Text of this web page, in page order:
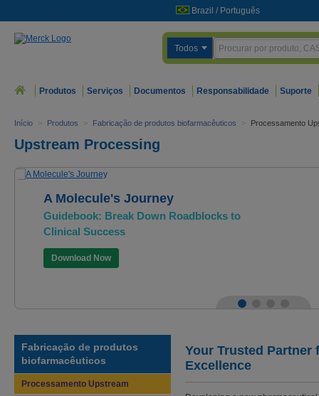
Brazil / Português
Todos
Produtos Serviços Documentos Responsabilidade Suporte
Início > Produtos > Fabricação de produtos biofarmacêuticos > Processamento
Upstream Processing
A Molecule's Journey
Guidebook: Break Down Roadblocks to
Clinical Success
Download Now
Fabricação de produtos
biofarmacêuticos
Processamento Upstream
Your Trusted Partner
Excellence